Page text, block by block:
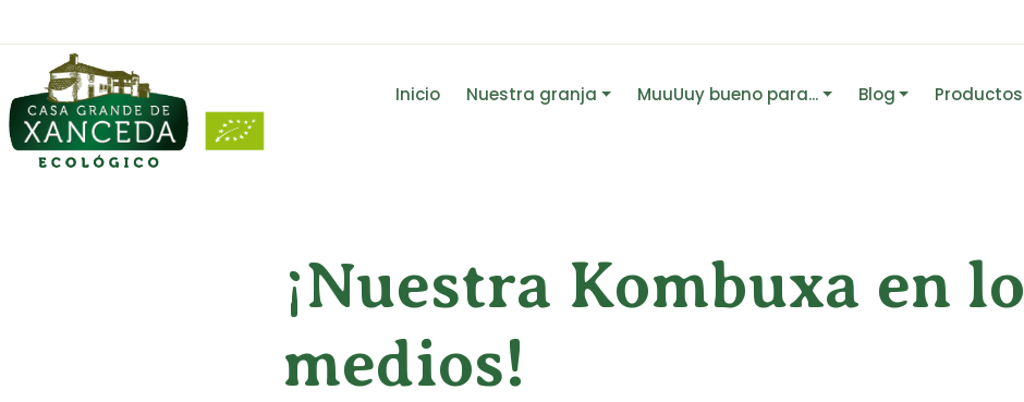
Inicio Nuestra granja MuuUuy bueno para... Blog Productos
¡Nuestra Kombuxa en
medios!